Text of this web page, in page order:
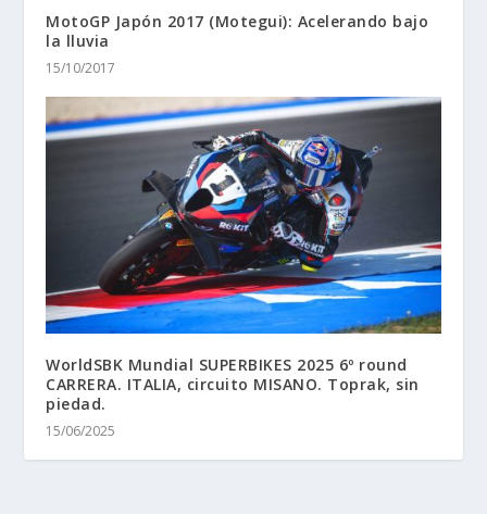
MotoGP Japón 2017 (Motegui): Acelerando bajo
la lluvia
15/10/2017
WorldSBK Mundial SUPERBIKES 2025 6º round
CARRERA. ITALIA, circuito MISANO. Toprak, sin
piedad.
15/06/2025